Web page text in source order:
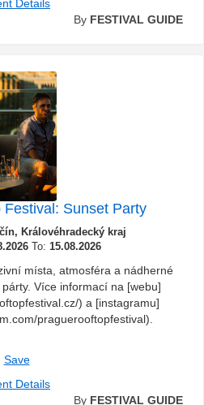
Details
By FESTIVAL GUIDE
Festival: Sunset Party
Královéhradecký kraj
To: 15.08.2026
místa, atmosféra a nádherné
Více informací na [webu]
) a [instagramu]
praguerooftopfestival).
Save
Details
By FESTIVAL GUIDE